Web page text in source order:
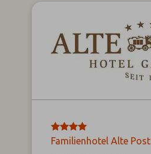
****
Familienhotel Alte Post